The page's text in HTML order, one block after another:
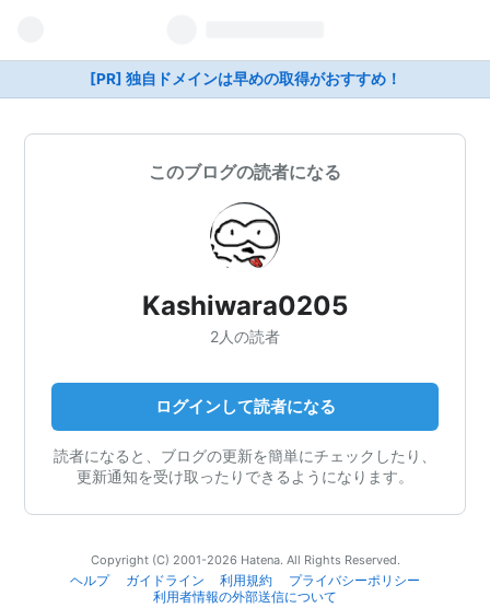
[PR] 独自ドメインは早めの取得がおすすめ！
このブログの読者になる
Kashiwara0205
2人の読者
ログインして読者になる
読者になると、ブログの更新を簡単にチェックしたり、
更新通知を受け取ったりできるようになります。
Copyright (C) 2001-2026 Hatena. All Rights Reserved.
ヘルプ
ガイドライン 利用規約
プライバシーポリシー
利用者情報の外部送信について